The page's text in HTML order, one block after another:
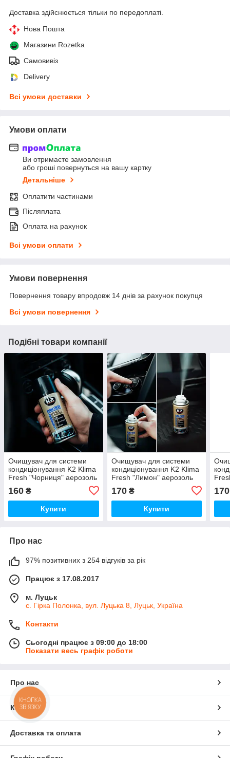
Доставка здійснюється тільки по передоплаті.
Нова Пошта
Магазини Rozetka
Самовивіз
Delivery
Всі умови доставки
Умови оплати
Ви отримаєте замовлення
або гроші повернуться на вашу картку
Детальніше
Оплатити частинами
Післяплата
Оплата на рахунок
Всі умови оплати
Умови повернення
Повернення товару впродовж 14 днів за рахунок покупця
Всі умови повернення
Подібні товари компанії
Очищувач для системи
кондиціонування K2 Klima
Fresh "Чорниця" аерозоль
160 ₴
Купити
Очищувач для системи
кондиціонування K2 Klima
Fresh "Лимон" аерозоль
170₴
Купити
170
Про нас
97% позитивних з 254 відгуків за рік
Працює з 17.08.2017
м. Луцьк
с. Гірка Полонка, вул. Луцька 8, Луцьк, Україна
Контакти
Сьогодні працює з 09:00 до 18:00
Показати весь графік роботи
Про нас
Контакти
Доставка та оплата
КНОПКА
ЗВ'ЯЗКУ